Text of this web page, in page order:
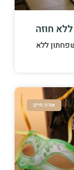
חוזה
ללא
אורח חיים